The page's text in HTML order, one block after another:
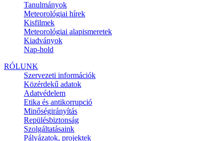
Tanulmányok
Meteorológiai hírek
Kisfilmek
Meteorológiai alapismeretek
Kiadványok
Nap-hold
RÓLUNK
Szervezeti információk
Közérdekű adatok
Adatvédelem
Etika és antikorrupció
Minőségirányítás
Repülésbiztonság
Szolgáltatásaink
Pályázatok, projektek